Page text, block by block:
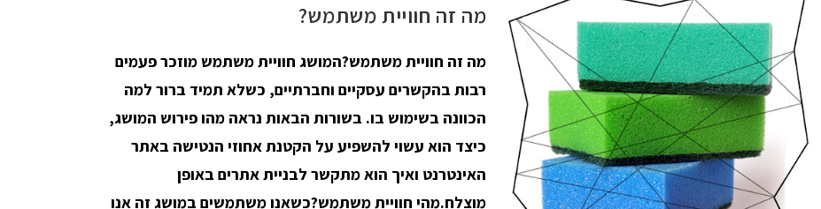
מה זה חוויית משתמש?
מה זה חוויית משתמש?המושג חוויית משתמש מוזכר פעמים
רבות בהקשרים עסקיים וחברתיים, כשלא תמיד ברור למה
הכוונה בשימוש בו. בשורות הבאות נראה מהו פירוש המושג,
כיצד הוא עשוי להשפיע על הקטנת אחוזי הנטישה באתר
האינטרנט ואיך הוא מתקשר לבניית אתרים באופן
מוצלח.מהי חוויית משתמש?כשאנו משתמשים במושג זה אנו